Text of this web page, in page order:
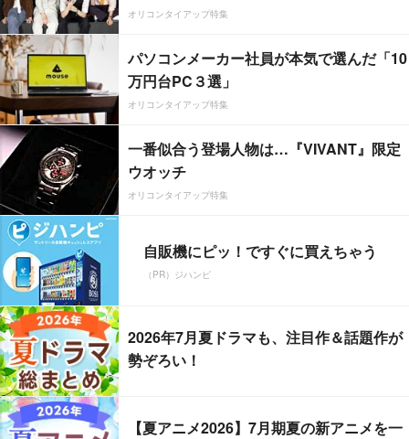
オリコンタイアップ特集
パソコンメーカー社員が本気で選んだ「10
万円台PC３選」
オリコンタイアップ特集
一番似合う登場人物は…『VIVANT』限定
ウオッチ
オリコンタイアップ特集
自販機にピッ！ですぐに買えちゃう
（PR）ジハンピ
2026年7月夏ドラマも、注目作＆話題作が
勢ぞろい！
【夏アニメ2026】7月期夏の新アニメを一